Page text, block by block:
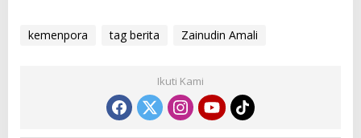
kemenpora tag berita Zainudin Amali
Ikuti Kami